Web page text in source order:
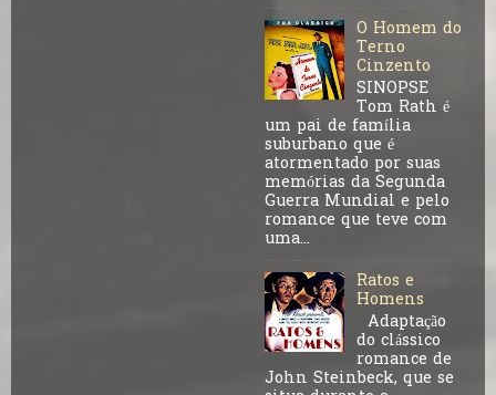
O Homem do
Terno
Cinzento
SINOPSE
Tom Rath é
um pai de família
suburbano que é
atormentado por suas
memórias da Segunda
Guerra Mundial e pelo
romance que teve com
uma...
Ratos e
Homens
Adaptação
do clássico
romance de
John Steinbeck, que se